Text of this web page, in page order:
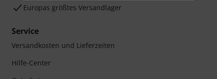
Europas größtes Versandlager
Service
Versandkosten und Lieferzeiten
Hilfe-Center